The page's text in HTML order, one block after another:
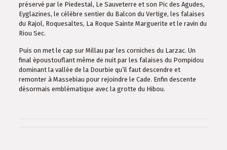
préservé par le Piedestal, Le Sauveterre et son Pic des Agudes,
Eyglazines, le célèbre sentier du Balcon du Vertige, les falaises
du Rajol, Roquesaltes, La Roque Sainte Marguerite et le ravin du
Riou Sec.
Puis on met le cap sur Millau par les corniches du Larzac. Un
final époustouflant même de nuit par les falaises du Pompidou
dominant la vallée de la Dourbie qu’il faut descendre et
remonter à Massebiau pour rejoindre le Cade. Enfin descente
désormais emblématique avec la grotte du Hibou.